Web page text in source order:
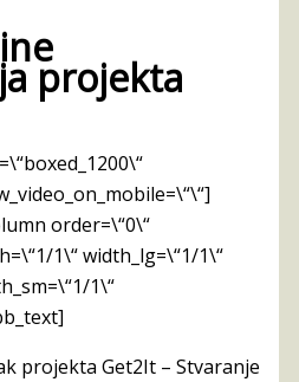
projekta
order=\“0\“
1\“ width_lg=\“1/1\“
1\“
projekta Get2It – Stvaranje